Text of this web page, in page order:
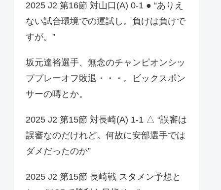
2025 J2 第16節 対山口(A) 0-1 ● “ありえ
ない試合環境での運試し。負けは負けで
すが。”
坂元達裕選手、無念のチャンピオンシッ
ププレーオフ敗退・・・。ビックスポン
サーの噂とか。
2025 J2 第15節 対長崎(A) 1-1 △ “誤審は
誤審なのだけれど。何故に安部選手では
ダメだったのか”
2025 J2 第15節 長崎戦 スタメン予想と